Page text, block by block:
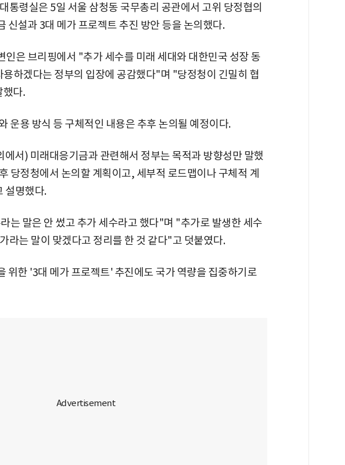
통령실은 5일 서울 삼청동 국무총리 공관에서 고위 당정협의
신설과 3대 메가 프로젝트 추진 방안 등을 논의했다.
인은 브리핑에서 "추가 세수를 미래 세대와 대한민국 성장 동
용하겠다는 정부의 입장에 공감했다"며 "당정청이 긴밀히 협
했다.
운용 방식 등 구체적인 내용은 추후 논의될 예정이다.
서) 미래대응기금과 관련해서 정부는 목적과 방향성만 말했
당정청에서 논의할 계획이고, 세부적 로드맵이나 구체적 계
설명했다.
는 말은 안 썼고 추가 세수라고 했다"며 "추가로 발생한 세수
라는 말이 맞겠다고 정리를 한 것 같다"고 덧붙였다.
위한 '3대 메가 프로젝트' 추진에도 국가 역량을 집중하기로